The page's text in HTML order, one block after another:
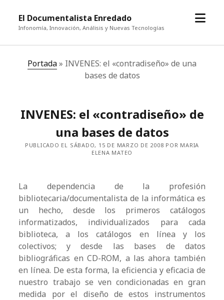
El Documentalista Enredado
Infonomía, Innovación, Análisis y Nuevas Tecnologías
abrir
Portada» INVENES: el «contradiseño» de una
bases de datos
INVENES: el «contradiseño» de
una bases de datos
PUBLICADO EL SÁBADO, 15 DE MARZO DE 2008 POR MARIA
ELENA MATEO
La dependencia de la profesión
bibliotecaria/documentalista de la informática es
un hecho, desde los primeros catálogos
informatizados, individualizados para cada
biblioteca, a los catálogos en línea y los
colectivos; y desde las bases de datos
bibliográficas en CD-ROM, a las ahora también
en línea. De esta forma, la eficiencia y eficacia de
nuestro trabajo se ven condicionadas en gran
medida por el diseño de estos instrumentos